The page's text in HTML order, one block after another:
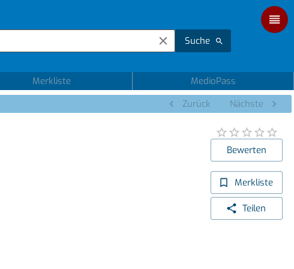
Suche
Merkliste
MedioPass
Zurück Nächste
Bewerten
Merkliste
Teilen